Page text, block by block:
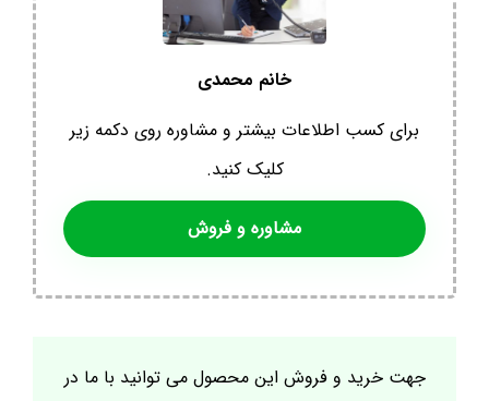
خانم محمدی
برای کسب اطلاعات بیشتر و مشاوره روی دکمه زیر
کلیک کنید.
مشاوره و فروش
جهت خرید و فروش این محصول می توانید با ما در